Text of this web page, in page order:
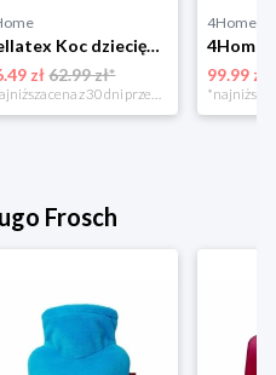
Bellatex Koc dziecięcy Bára Butterfly różowy, 75 x 100 cm
zł 62.99 zł*
4Home
99.99 zł
Frosch